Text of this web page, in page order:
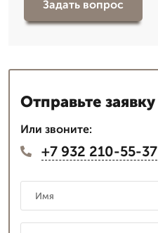
Задать вопрос
Отправьте заявку
Или звоните:
+7 932 210-55-37